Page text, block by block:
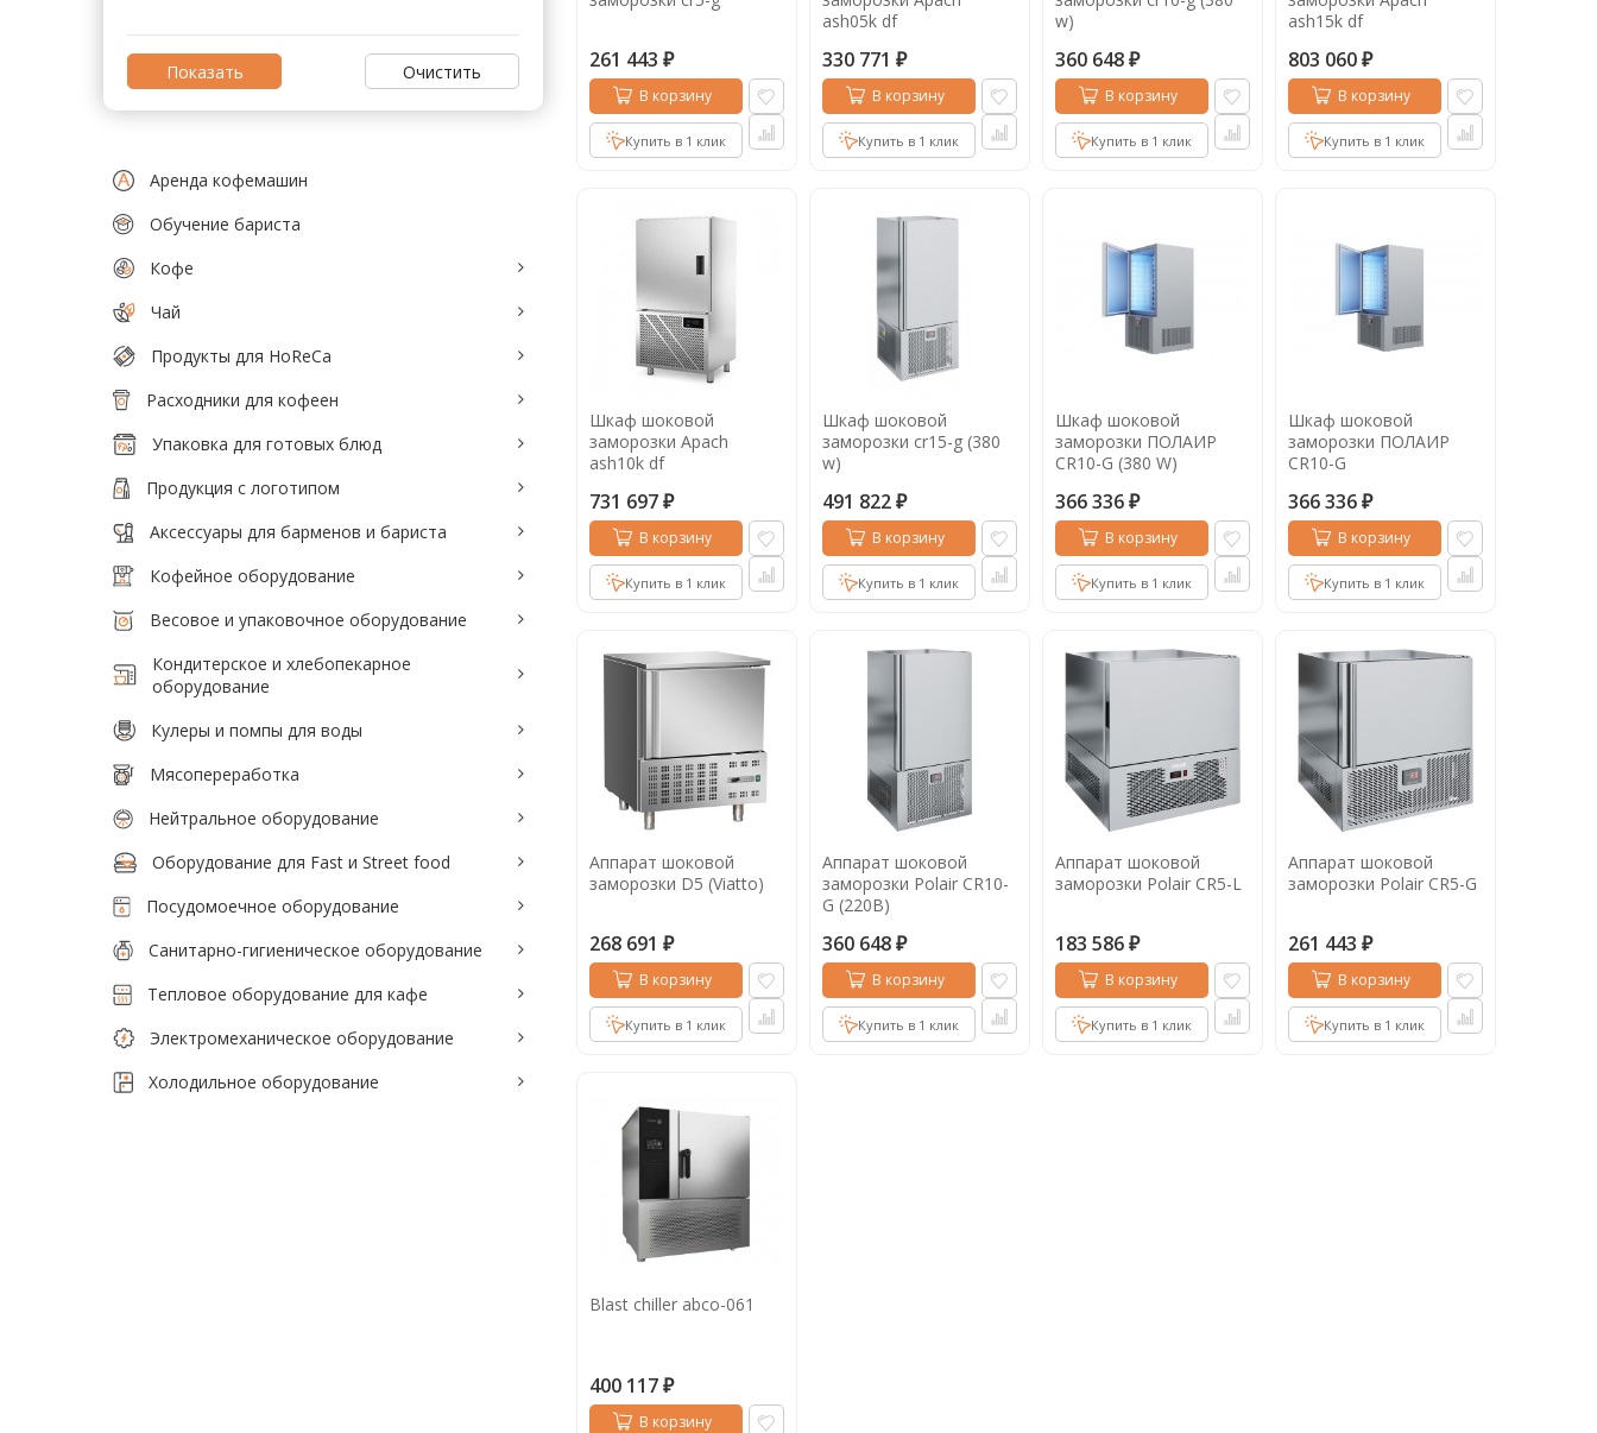
Электромеханическое оборудование
Холодильное оборудование
Производители / Бренды
Прайс-листы
261 443 ₽
В корзину
Купить в 1 клик
ash05k df
330 771 ₽
В корзину
Купить в 1 клик
w)
360 648 ₽
В корзину
Купить в 1 клик
ash15k df
803 060 ₽
В корзину
Купить в 1 клик
Шкаф шоковой
заморозки Apach
ash10k df
731 697 ₽
В корзину
Купить в 1 клик
Шкаф шоковой
заморозки cr15-g (380
w)
491 822 ₽
В корзину
Купить в 1 клик
Шкаф шоковой
заморозки ПОЛАИР
CR10-G (380 W)
366 336 ₽
В корзину
Купить в 1 клик
Шкаф шоковой
заморозки ПОЛАИР
CR10-G
366 336 ₽
В корзину
Купить в 1 клик
Аппарат шоковой
заморозки D5 (Viatto)
268 691 ₽
В корзину
Купить в 1 клик
Аппарат шоковой
заморозки Polair CR10-
G (220В)
360 648 ₽
В корзину
Купить в 1 клик
Аппарат шоковой
заморозки Polair CR5-L
183 586 ₽
В корзину
Купить в 1 клик
Аппарат шоковой
заморозки Polair CR5-G
261 443 ₽
В корзину
Купить в 1 клик
Blast chiller abco-061
400 117 ₽
В корзину
Очистить
Аренда кофемашин
Обучение бариста
Кофе
Чай
Продукты для HoReCa
Расходники для кофеен
Упаковка для готовых блюд
Продукция с логотипом
Аксессуары для барменов и бариста
Кофейное оборудование
Весовое и упаковочное оборудование
Кондитерское и хлебопекарное
оборудование
Кулеры и помпы для воды
Мясопереработка
Нейтральное оборудование
Оборудование для Fast и Street food
Посудомоечное оборудование
Санитарно-гигиеническое оборудование
Тепловое оборудование для кафе
Электромеханическое оборудование
Холодильное оборудование